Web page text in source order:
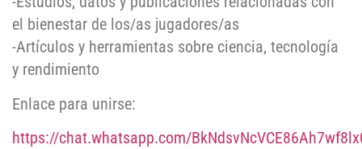
el bienestar de los/as jugadores/as
-Artículos y herramientas sobre ciencia, tecnología
y rendimiento
Enlace para unirse:
https://chat.whatsapp.com/